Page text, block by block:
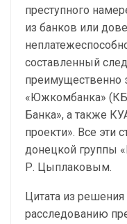
преступного
из банков или
составленный
преимущественно
«Южкомбанка»
Банка», а также
проекти». Все эти
донецкой группы
Р. Цыплаковым.
Цитата из
расследованию